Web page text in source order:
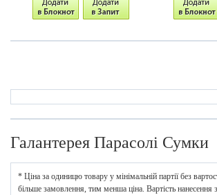
Галантерея Парасолі Сумки
* Ціна за одиницю товару у мінімальній партії без
більше замовлення, тим менша ціна. Вартість нанесення